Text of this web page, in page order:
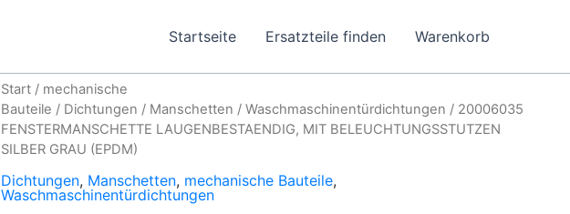
Startseite Ersatzteile finden Warenkorb
Start / mechanische
Bauteile / Dichtungen / Manschetten / Waschmaschinentürdichtungen / 20006035
FENSTERMANSCHETTE LAUGENBESTAENDIG, MIT BELEUCHTUNGSSTUTZEN
SILBER GRAU (EPDM)
Dichtungen, Manschetten, mechanische Bauteile,
Waschmaschinentürdichtungen